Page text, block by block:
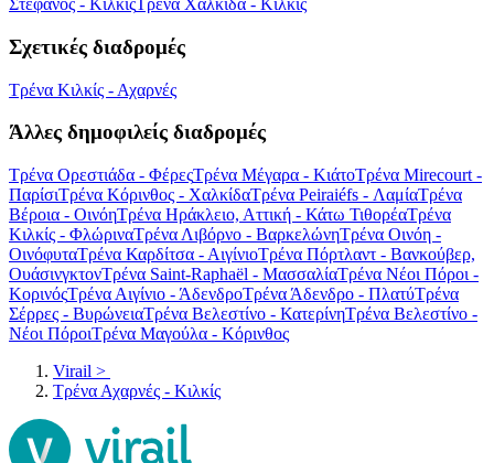
Στέφανος - ΚιλκίςΤρένα Χαλκίδα - Κιλκίς
Σχετικές διαδρομές
Τρένα Κιλκίς - Αχαρνές
Άλλες δημοφιλείς διαδρομές
Τρένα Ορεστιάδα - ΦέρεςΤρένα Μέγαρα - ΚιάτοΤρένα Mirecourt -
ΠαρίσιΤρένα Κόρινθος - ΧαλκίδαΤρένα Peiraiéfs - ΛαμίαΤρένα
Βέροια - ΟινόηΤρένα Ηράκλειο, Αττική - Κάτω ΤιθορέαΤρένα
Κιλκίς - ΦλώριναΤρένα Λιβόρνο - ΒαρκελώνηΤρένα Οινόη -
ΟινόφυταΤρένα Καρδίτσα - ΑιγίνιοΤρένα Πόρτλαντ - Βανκούβερ,
ΟυάσινγκτονΤρένα Saint-Raphaël - ΜασσαλίαΤρένα Νέοι Πόροι -
ΚορινόςΤρένα Αιγίνιο - ΆδενδροΤρένα Άδενδρο - ΠλατύΤρένα
Σέρρες - ΒυρώνειαΤρένα Βελεστίνο - ΚατερίνηΤρένα Βελεστίνο -
Νέοι ΠόροιΤρένα Μαγούλα - Κόρινθος
Virail >
Τρένα Αχαρνές - Κιλκίς